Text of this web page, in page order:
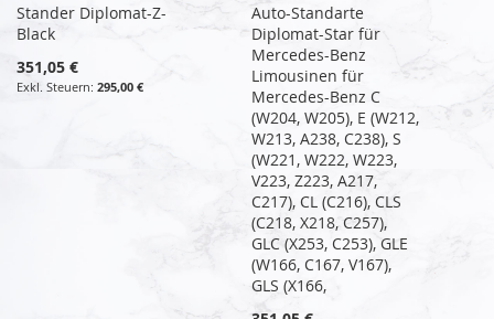
Stander Diplomat-Z-
Black
351,05 €
295,00 €
Auto-Standarte
Diplomat-Star für
Mercedes-Benz
Limousinen für
Mercedes-Benz C
(W204, W205), E (W212,
W213, A238, C238), S
(W221, W222, W223,
V223, Z223, A217,
C217), CL (C216), CLS
(C218, X218, C257),
GLC (X253, C253), GLE
(W166, C167, V167),
GLS (X166,